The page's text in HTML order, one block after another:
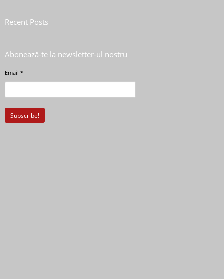
Recent Posts
Abonează-te la newsletter-ul nostru
Email *